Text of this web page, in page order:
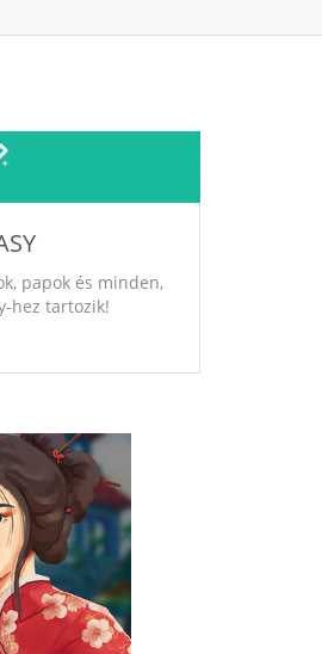
papok és minden,
hez tartozik!